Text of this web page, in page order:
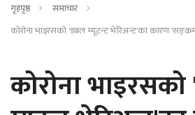
गृहपृष्ठ
समाचार
कोरोना भाइरसको 'डबल म्यूटन्ट भेरिअन्ट'का कारण
कोरोना